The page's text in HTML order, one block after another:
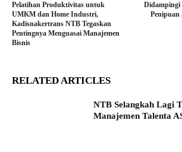
Pelatihan Produktivitas untuk
UMKM dan Home Industri,
Kadisnakertrans NTB Tegaskan
Pentingnya Menguasai Manajemen
Bisnis
Didampingi
Penipuan
RELATED ARTICLES
NTB Selangkah Lagi
Manajemen Talenta